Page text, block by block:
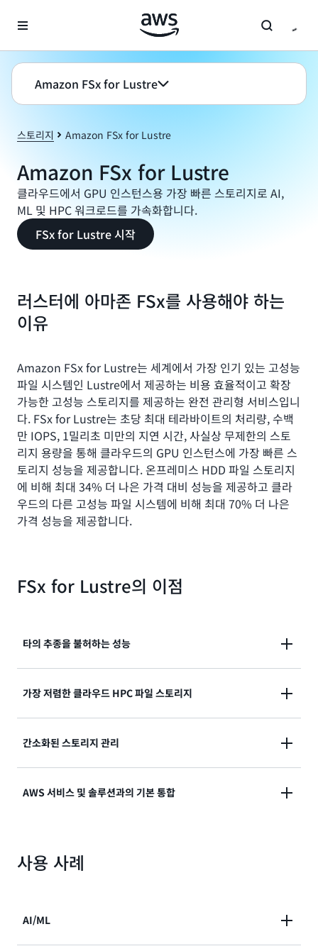
Amazon FSx for Lustre
스토리지 Amazon FSx for Lustre
Amazon FSx for Lustre
클라우드에서 GPU 인스턴스용 가장 빠른 스토리지로 AI,
ML 및 HPC 워크로드를 가속화합니다.
FSx for Lustre 시작
러스터에 아마존 FSx를 사용해야 하는
이유
Amazon FSx for Lustre는 세계에서 가장 인기 있는 고성능
파일 시스템인 Lustre에서 제공하는 비용 효율적이고 확장
가능한 고성능 스토리지를 제공하는 완전 관리형 서비스입니
다. FSx for Lustre는 초당 최대 테라바이트의 처리량, 수백
만 IOPS, 1밀리초 미만의 지연 시간, 사실상 무제한의 스토
리지 용량을 통해 클라우드의 GPU 인스턴스에 가장 빠른 스
토리지 성능을 제공합니다. 온프레미스 HDD 파일 스토리지
에 비해 최대 34% 더 나은 가격 대비 성능을 제공하고 클라
우드의 다른 고성능 파일 시스템에 비해 최대 70% 더 나은
가격 성능을 제공합니다.
FSx for Lustre의 이점
타의 추종을 불허하는 성능
엘라스틱 패브릭 어댑터 및 NVIDIA GPUDirect 스토리
토리지 성능으로 AI, ML 및 HPC 워크로드를 가속화합
가장 저렴한 클라우드 HPC 파일 스토리지
월별 GB당 0.005 USD 미만부터 시작하는 FSx for
세스하지 않는 계층, 아카이브 계층 간의 자동 계층화를
간소화된 스토리지 관리
완전히 탄력적인 유일한 Lustre 파일 시스템은 필요에
대해 걱정할 필요가 없습니다. Amazon FSx for Lustre
AWS 서비스 및 솔루션과의 기본 통합
에서 Amazon Simple Storage Service (Amazon
S3) 데이터에 액세스하고 이를 처리합니다. 또한
HyperPod와 기본적으로 통합되어 기계 학습 (ML) 워
크로드를 위한 빠른 스토리지를 제공하며 포괄적인 오케
스트레이션, 모니터링 및 보안을 위해 Amazon EKS,
사용 사례
AI/ML